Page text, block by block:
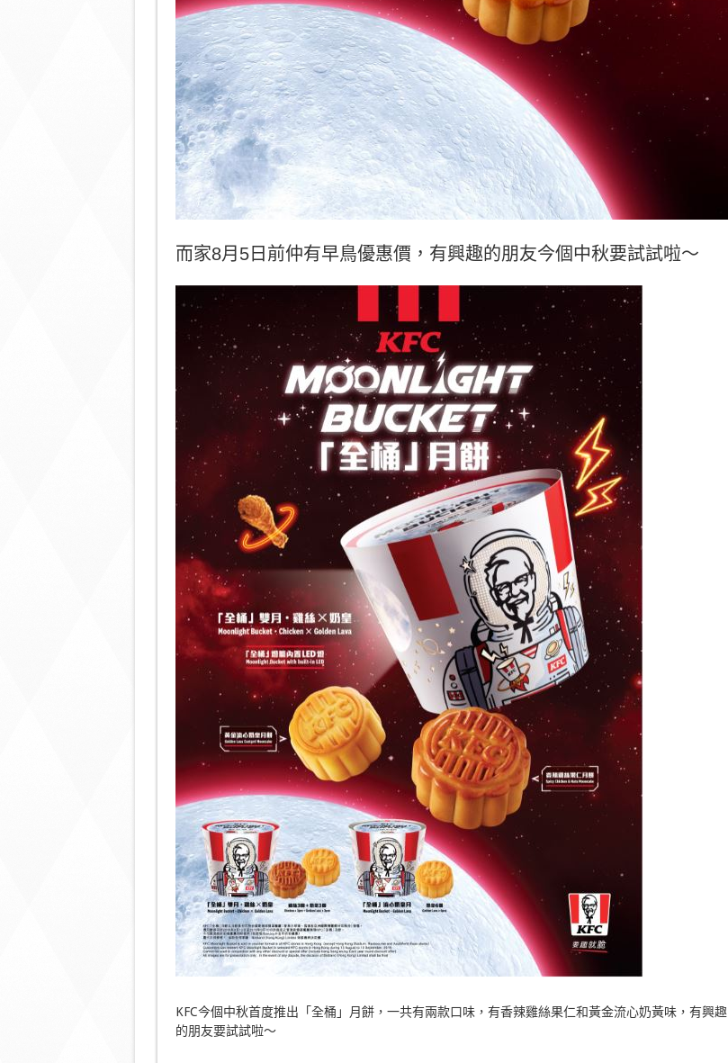
而家8月5日前仲有早鳥優惠價，有興趣的朋友今個中秋要試試啦～
KFC今個中秋首度推出「全桶」月餅，一共有兩款口味，有香辣雞絲果仁和黃金流心奶黃味，有興趣
的朋友要試試啦～